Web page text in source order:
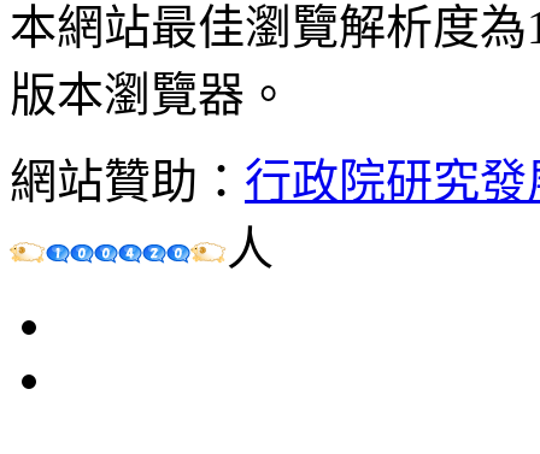
本網站最佳瀏覽解析度
版本瀏覽器。
網站贊助： 行政院研究
人